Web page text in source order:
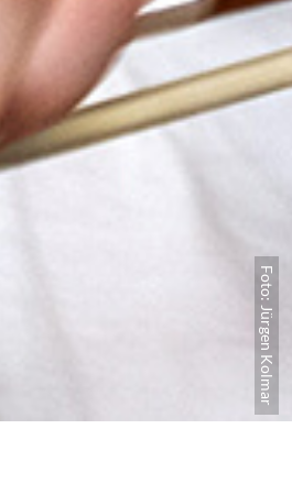
Foto: Jürgen Kolmar